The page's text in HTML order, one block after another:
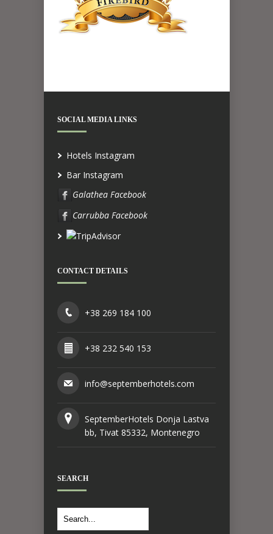
SOCIAL MEDIA LINKS
Hotels Instagram
Bar Instagram
Galathea Facebook
Carrubba Facebook
CONTACT DETAILS
+38 269 184 100
+38 232 540 153
info@septemberhotels.com
SeptemberHotels Donja Lastva
bb, Tivat 85332, Montenegro
SEARCH